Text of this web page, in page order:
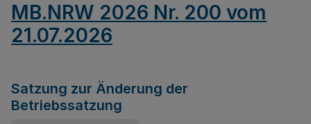
MB.NRW 2026 Nr. 200 vom
21.07.2026
Satzung zur Änderung der
Betriebssatzung